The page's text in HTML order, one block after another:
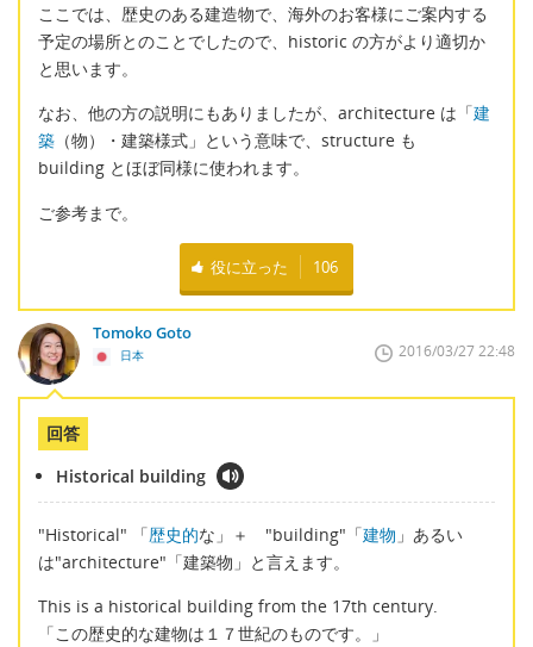
ここでは、歴史のある建造物で、海外のお客様にご案内する
予定の場所とのことでしたので、historic の方がより適切か
と思います。
なお、他の方の説明にもありましたが、architecture は「建
築 （物）・建築様式」という意味で、structure も
building とほぼ同様に使われます。
ご参考まで。
役に立った 106
Tomoko Goto
日本 2016/03/27 22:48
回答
Historical building
"Historical" 「歴史的な」＋ "building"「建物 」あるい
は"architecture"「建築物」と言えます。
This is a historical building from the 17th century.
「この歴史的な建物は１７世紀のものです。」